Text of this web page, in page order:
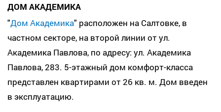
ДОМ АКАДЕМИКА
"Дом Академика" расположен на Салтовке, в
частном секторе, на второй линии от ул.
Академика Павлова, по адресу: ул. Академика
Павлова, 283. 5-этажный дом комфорт-класса
представлен квартирами от 26 кв. м. Дом введен
в эксплуатацию.